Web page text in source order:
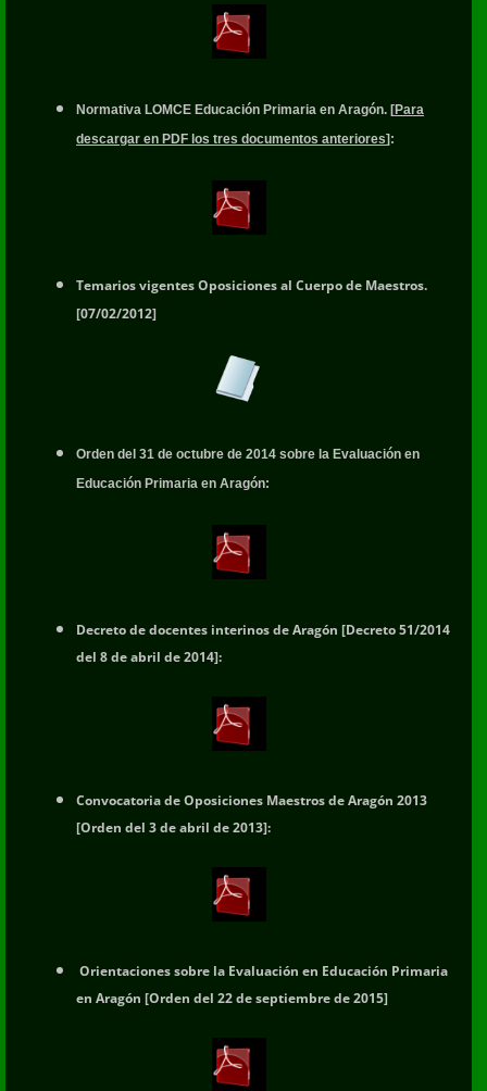
Normativa LOMCE Educación Primaria en Aragón. [Para
descargar en PDF los tres documentos anteriores]:
Temarios vigentes Oposiciones al Cuerpo de Maestros.
[07/02/2012]
Orden del 31 de octubre de 2014 sobre la Evaluación en
Educación Primaria en Aragón:
Decreto de docentes interinos de Aragón [Decreto 51/2014
del 8 de abril de 2014]:
Convocatoria de Oposiciones Maestros de Aragón 2013
[Orden del 3 de abril de 2013]:
Orientaciones sobre la Evaluación en Educación Primaria
en Aragón [Orden del 22 de septiembre de 2015]